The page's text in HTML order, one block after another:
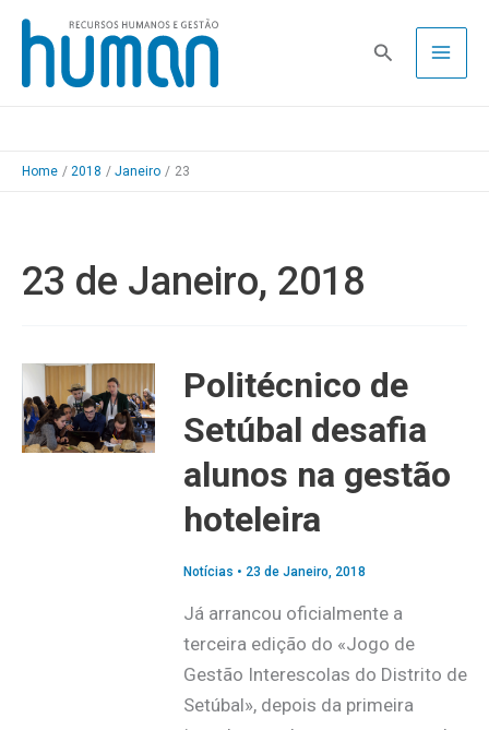
Skip
content
Pesquisa
Home 2018 Janeiro 23
23 de Janeiro, 2018
Politécnico de
Setúbal desafia
alunos na gestão
hoteleira
Notícias • 23 de Janeiro, 2018
Já arrancou oficialmente a
terceira edição do «Jogo de
Gestão Interescolas do Distrito de
Setúbal», depois da primeira